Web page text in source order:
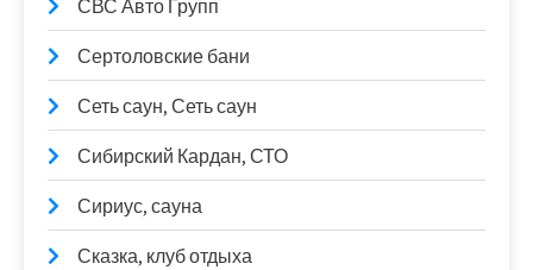
СВС Авто Групп
Сертоловские бани
Сеть саун, Сеть саун
Сибирский Кардан, СТО
Сириус, сауна
Сказка, клуб отдыха